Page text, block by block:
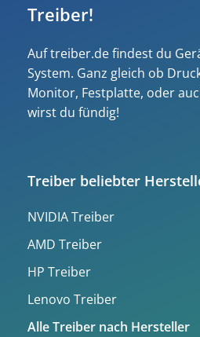
Treiber!
Auf treiber.de findest du
System. Ganz gleich ob
Monitor, Festplatte, oder
wirst du fündig!
Treiber beliebter
NVIDIA Treiber
AMD Treiber
HP Treiber
Lenovo Treiber
Alle Treiber nach Hersteller